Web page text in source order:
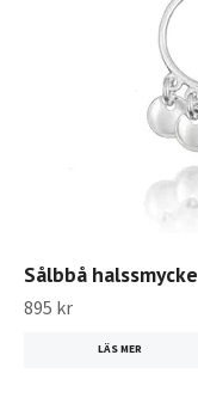
Sålbbå halssmycke
895 kr
LÄS MER